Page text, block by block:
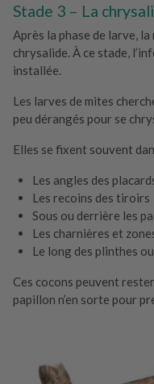
Stade 3 – La
Après la phase de larve,
chrysalide. À ce stade,
installée.
Les larves de mites
peu dérangés pour se
Elles se fixent souvent
Les angles des
Les recoins des tiroirs
Sous ou derrière les
Les charnières et
Le long des plinthes
Ces cocons peuvent
papillon n’en sorte pour